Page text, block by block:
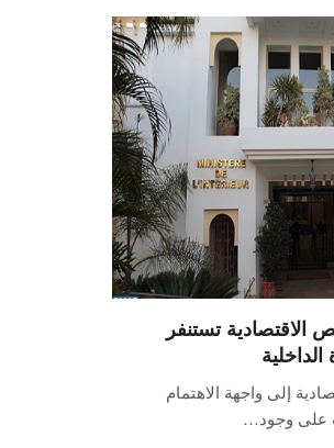
الاقتصادية تستنفر
إلى واجهة الاهتمام
على وجود…